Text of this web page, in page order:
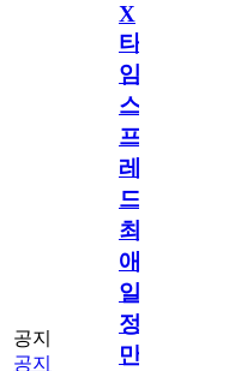
공지
공지
X
타
임
스
프
레
드]
최
애
일
정
만